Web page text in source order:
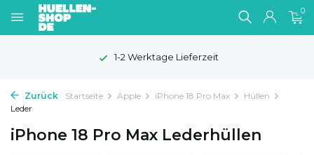
0
1-2 Werktage Lieferzeit
Zurück Startseite Apple iPhone 18 Pro Max
Hüllen
Leder
iPhone 18 Pro Max Lederhüllen